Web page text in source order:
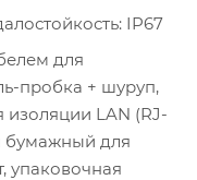
IP67
для
пробка + шуруп,
LAN (RJ-
бумажный для
упаковочная